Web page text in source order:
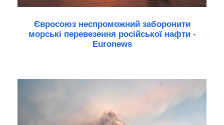
Євросоюз неспроможний заборонити
морські перевезення російської нафти -
Euronews